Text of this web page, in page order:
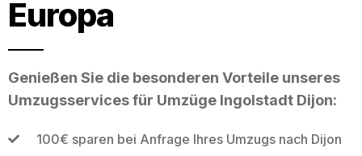
Europa
Genießen Sie die besonderen Vorteile unseres
Umzugsservices für Umzüge Ingolstadt Dijon:
100€ sparen bei Anfrage Ihres Umzugs nach Dijon